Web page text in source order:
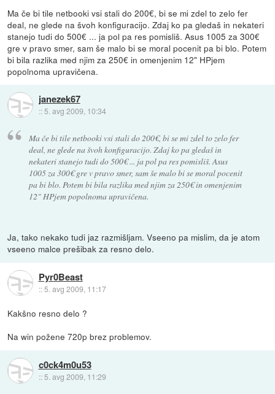
Ma če bi tile netbooki vsi stali do 200€, bi se mi zdel to zelo fer
deal, ne glede na švoh konfiguracijo. Zdaj ko pa gledaš in nekateri
stanejo tudi do 500€ ... ja pol pa res pomisliš. Asus 1005 za 300€
gre v pravo smer, sam še malo bi se moral pocenit pa bi blo. Potem
bi bila razlika med njim za 250€ in omenjenim 12" HPjem
popolnoma upravičena.
janezek67
:: 5. avg 2009, 10:34
Ma če bi tile netbooki vsi stali do 200€, bi se mi zdel to zelo fer
deal, ne glede na švoh konfiguracijo. Zdaj ko pa gledaš in
nekateri stanejo tudi do 500€ ... ja pol pa res pomisliš. Asus
1005 za 300€ gre v pravo smer, sam še malo bi se moral pocenit
pa bi blo. Potem bi bila razlika med njim za 250€ in omenjenim
12" HPjem popolnoma upravičena.
Ja, tako nekako tudi jaz razmišljam. Vseeno pa mislim, da je atom
vseeno malce prešibak za resno delo.
Pyr0Beast
::5. avg 2009, 11:17
Kakšno resno delo ?
Na win požene 720p brez problemov.
c0ck4m0u53
:: 5. avg 2009, 11:29